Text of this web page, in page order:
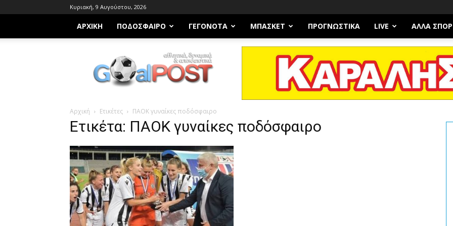
Κυριακή, 9 Αυγούστου, 2026
ΑΡΧΙΚΗ ΠΟΔΌΣΦΑΙΡΟ ΓΕΓΟΝΌΤΑ ΜΠΆΣΚΕΤ ΠΡΟΓΝΩΣΤΙΚΑ LIVE ΆΛΛΑ ΣΠΟΡ
Goalpost.gr
Αρχική Ετικέτες ΠΑΟΚ γυναίκες ποδόσφαιρο
Ετικέτα: ΠΑΟΚ γυναίκες ποδόσφαιρο